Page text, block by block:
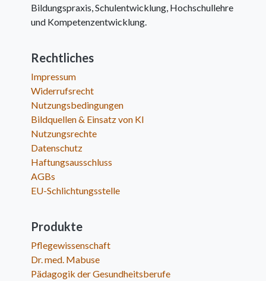
Bildungspraxis, Schulentwicklung, Hochschullehre
und Kompetenzentwicklung.
Rechtliches
Impressum
Widerrufsrecht
Nutzungsbedingungen
Bildquellen & Einsatz von KI
Nutzungsrechte
Datenschutz
Haftungsausschluss
AGBs
EU-Schlichtungsstelle
Produkte
Pflegewissenschaft
Dr. med. Mabuse
Pädagogik der Gesundheitsberufe